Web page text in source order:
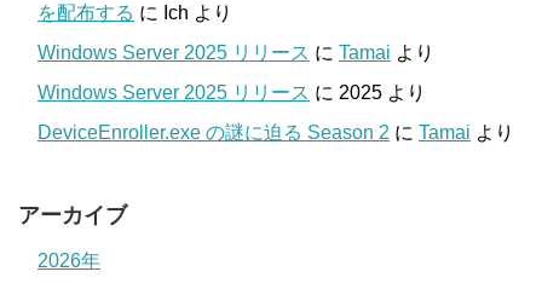
を配布する に Ich より
Windows Server 2025 リリース に Tamai より
Windows Server 2025 リリース に 2025 より
DeviceEnroller.exe の謎に迫る Season 2 に Tamai より
アーカイブ
2026年